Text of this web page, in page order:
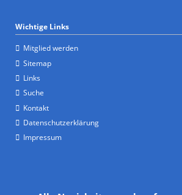
Wichtige Links
Mitglied werden
Sitemap
Links
Suche
Kontakt
Datenschutzerklärung
Impressum